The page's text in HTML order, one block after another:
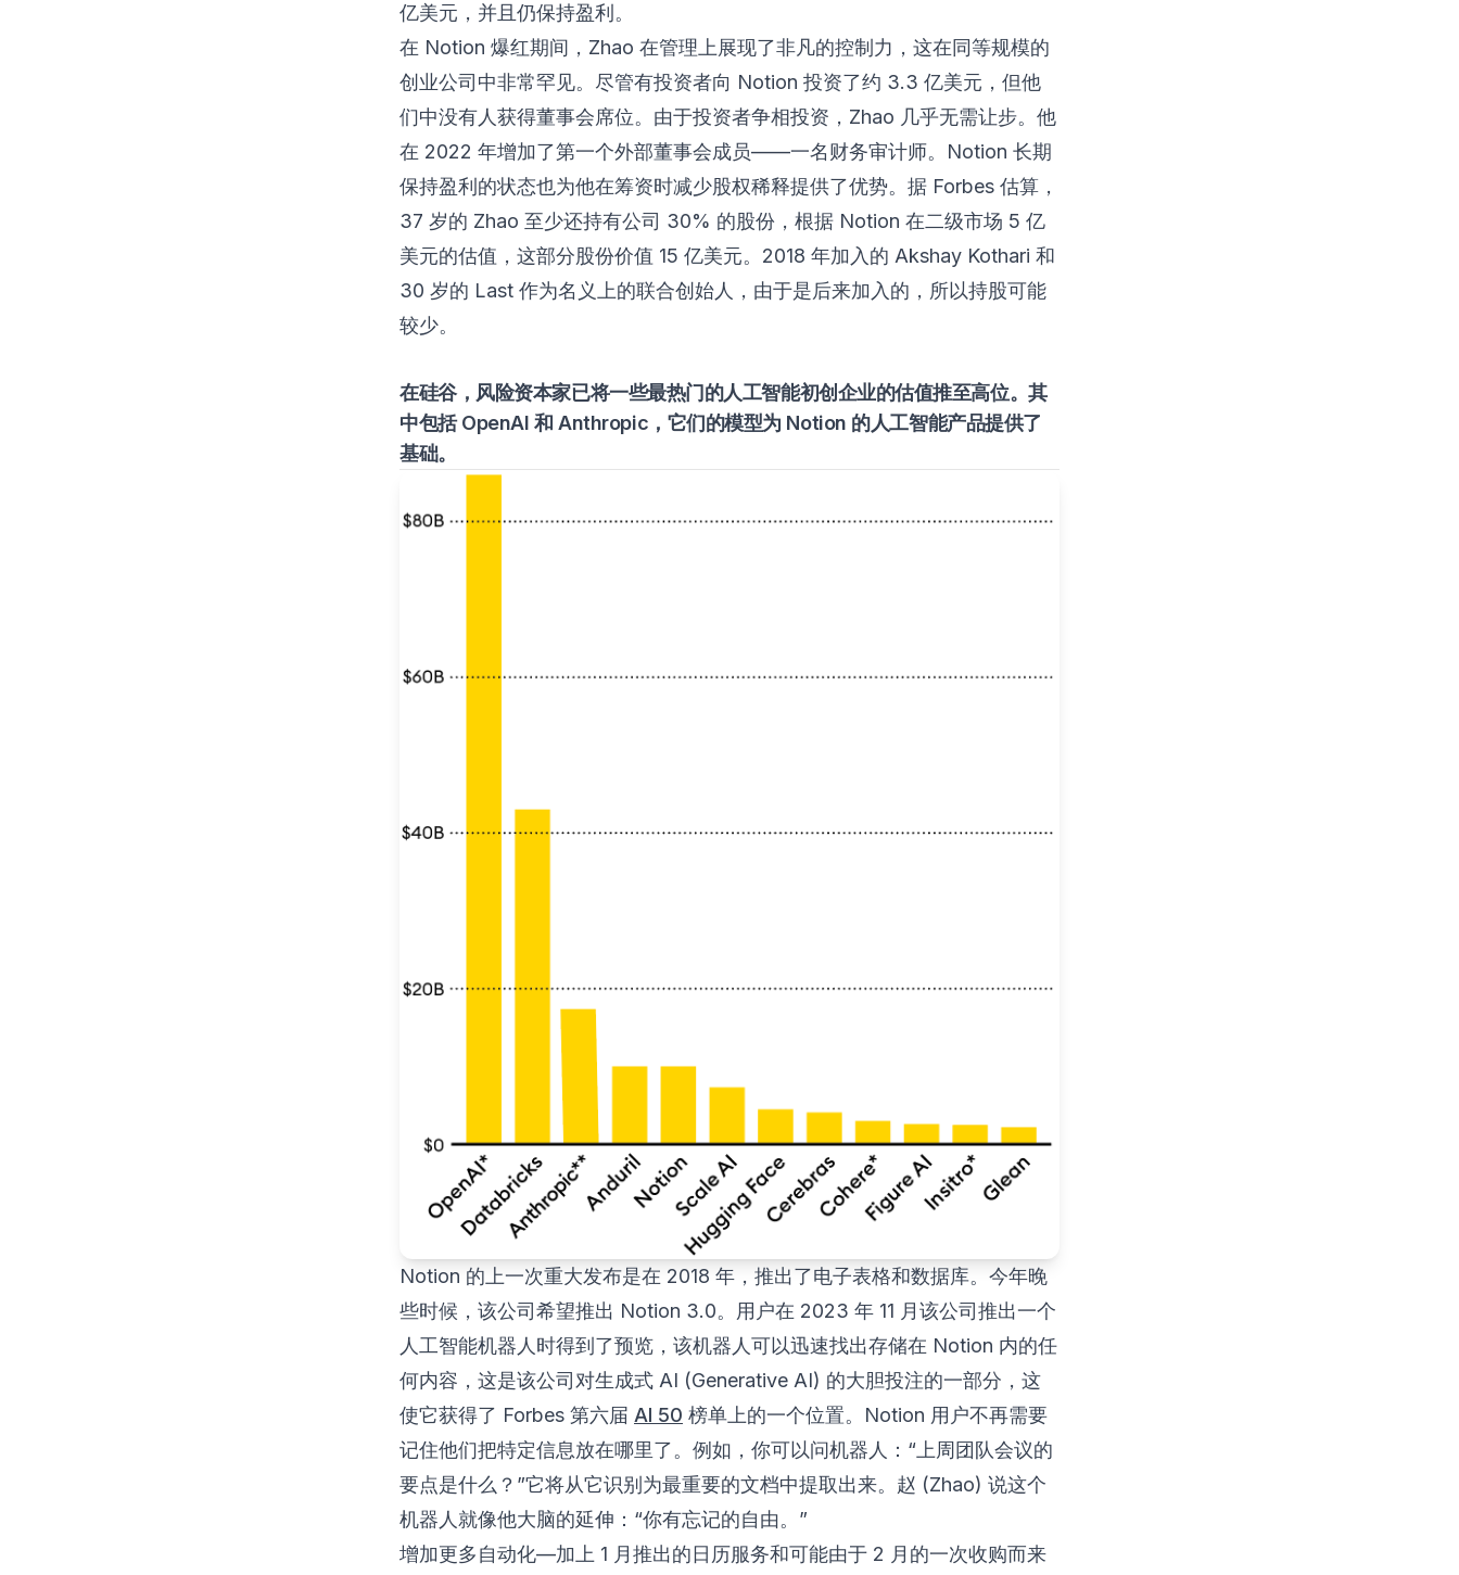
亿美元，并且仍保持盈利。
在 Notion 爆红期间，Zhao 在管理上展现了非凡的控制力，这在同等规模的
创业公司中非常罕见。尽管有投资者向 Notion 投资了约 3.3 亿美元，但他
们中没有人获得董事会席位。由于投资者争相投资，Zhao 几乎无需让步。他
在 2022 年增加了第一个外部董事会成员——一名财务审计师。Notion 长期
保持盈利的状态也为他在筹资时减少股权稀释提供了优势。据 Forbes 估算，
37 岁的 Zhao 至少还持有公司 30% 的股份，根据 Notion 在二级市场 5 亿
美元的估值，这部分股份价值 15 亿美元。2018 年加入的 Akshay Kothari 和
30 岁的 Last 作为名义上的联合创始人，由于是后来加入的，所以持股可能
较少。
在硅谷，风险资本家已将一些最热门的人工智能初创企业的估值推至高位。其
中包括 OpenAI 和 Anthropic，它们的模型为 Notion 的人工智能产品提供了
基础。
Notion 的上一次重大发布是在 2018 年，推出了电子表格和数据库。今年晚
些时候，该公司希望推出 Notion 3.0。用户在 2023 年 11 月该公司推出一个
人工智能机器人时得到了预览，该机器人可以迅速找出存储在 Notion 内的任
何内容，这是该公司对生成式 AI (Generative AI) 的大胆投注的一部分，这
使它获得了 Forbes 第六届 AI 50 榜单上的一个位置。Notion 用户不再需要
记住他们把特定信息放在哪里了。例如，你可以问机器人：“上周团队会议的
要点是什么？”它将从它识别为最重要的文档中提取出来。赵 (Zhao) 说这个
机器人就像他大脑的延伸：“你有忘记的自由。”
增加更多自动化—加上 1 月推出的日历服务和可能由于 2 月的一次收购而来